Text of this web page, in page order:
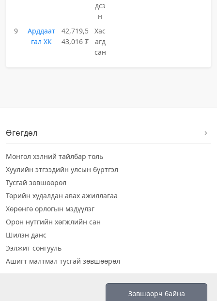
дсэ
н
9
Арддаат
гал ХК
42,719,5
43,016 ₮
Хас
агд
сан
Өгөгдөл
Монгол хэлний тайлбар толь
Хуулийн этгээдийн улсын бүртгэл
Тусгай зөвшөөрөл
Төрийн худалдан авах ажиллагаа
Хөрөнгө орлогын мэдүүлэг
Орон нутгийн хөгжлийн сан
Шилэн данс
Ээлжит сонгууль
Ашигт малтмал тусгай зөвшөөрөл
Зөвшөөрч байна